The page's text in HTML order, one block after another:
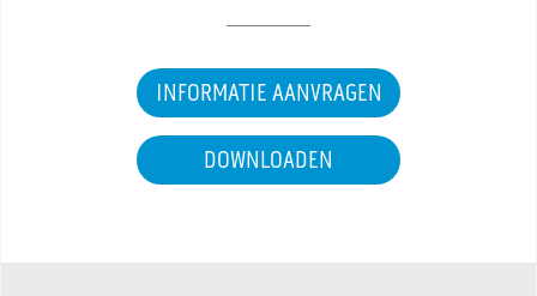
INFORMATIE AANVRAGEN
DOWNLOADEN